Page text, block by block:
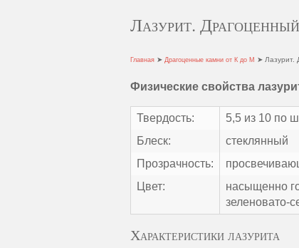
Лазурит.
Главная ➤ Драгоценные камни от К до М ➤ Лазурит.
Физические свойства
Твердость:
5,5 из 10 по
Блеск:
стеклянный
Прозрачность:
Цвет:
насыщенно
зеленовато-
Характеристики лазурита